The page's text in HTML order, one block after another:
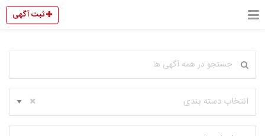
ثبت آگهی
انتخاب دسته بندی